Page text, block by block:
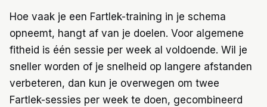
Hoe vaak je een Fartlek-training in je schema
opneemt, hangt af van je doelen. Voor algemene
fitheid is één sessie per week al voldoende. Wil je
sneller worden of je snelheid op langere afstanden
verbeteren, dan kun je overwegen om twee
Fartlek-sessies per week te doen, gecombineerd